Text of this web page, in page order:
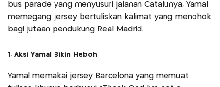
bus parade yang menyusuri jalanan Catalunya, Yamal
memegang jersey bertuliskan kalimat yang menohok
bagi jutaan pendukung Real Madrid.
1. Aksi Yamal Bikin Heboh
Yamal memakai jersey Barcelona yang memuat